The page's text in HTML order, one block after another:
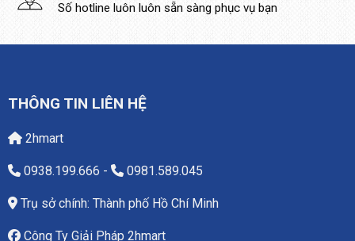
Số hotline luôn luôn sẵn sàng phục vụ bạn
THÔNG TIN LIÊN HỆ
2hmart
0938.199.666 - 0981.589.045
Trụ sở chính: Thành phố Hồ Chí Minh
Công Ty Giải Pháp 2hmart